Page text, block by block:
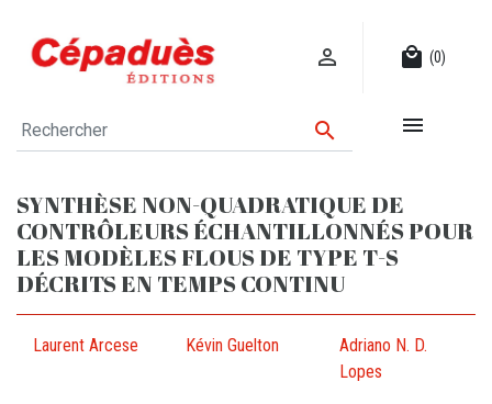
 local_mall (0)
 
SYNTHÈSE NON-QUADRATIQUE DE
CONTRÔLEURS ÉCHANTILLONNÉS POUR
LES MODÈLES FLOUS DE TYPE T-S
DÉCRITS EN TEMPS CONTINU
Laurent Arcese Kévin Guelton
Adriano N. D.
Lopes